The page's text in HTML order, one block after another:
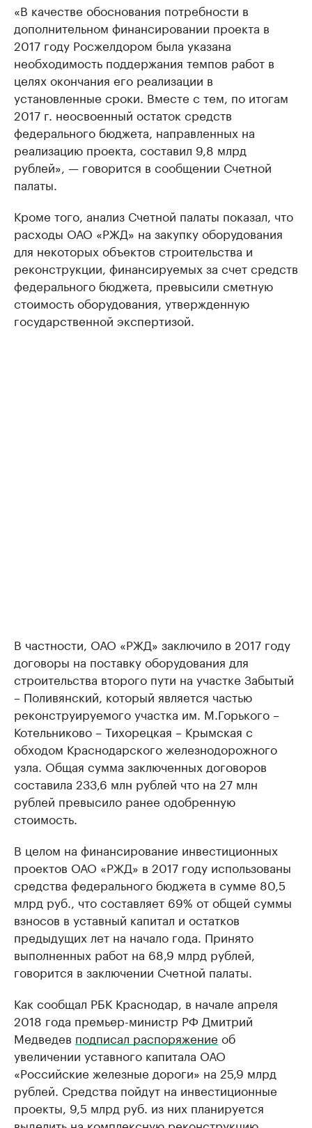
«В качестве обоснования потребности в
дополнительном финансировании проекта в
2017 году Росжелдором была указана
необходимость поддержания темпов работ в
целях окончания его реализации в
установленные сроки. Вместе с тем, по итогам
2017 г. неосвоенный остаток средств
федерального бюджета, направленных на
реализацию проекта, составил 9,8 млрд
рублей», — говорится в сообщении Счетной
палаты.
Кроме того, анализ Счетной палаты показал, что
расходы ОАО «РЖД» на закупку оборудования
для некоторых объектов строительства и
реконструкции, финансируемых за счет средств
федерального бюджета, превысили сметную
стоимость оборудования, утвержденную
государственной экспертизой.
В частности, ОАО «РЖД» заключило в 2017 году
договоры на поставку оборудования для
строительства второго пути на участке Забытый
– Поливянский, который является частью
реконструируемого участка им. М.Горького –
Котельниково – Тихорецкая – Крымская с
обходом Краснодарского железнодорожного
узла. Общая сумма заключенных договоров
составила 233,6 млн рублей что на 27 млн
рублей превысило ранее одобренную
стоимость.
В целом на финансирование инвестиционных
проектов ОАО «РЖД» в 2017 году использованы
средства федерального бюджета в сумме 80,5
млрд руб., что составляет 69% от общей суммы
взносов в уставный капитал и остатков
предыдущих лет на начало года. Принято
выполненных работ на 68,9 млрд рублей,
говорится в заключении Счетной палаты.
Как сообщал РБК Краснодар, в начале апреля
2018 года премьер-министр РФ Дмитрий
Медведев подписал распоряжение об
увеличении уставного капитала ОАО
«Российские железные дороги» на 25,9 млрд
рублей. Средства пойдут на инвестиционные
проекты, 9,5 млрд руб. из них планируется